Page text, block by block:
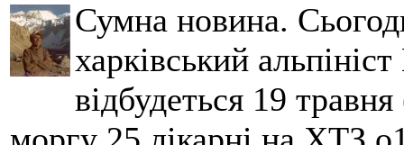
Сумна новина.
харківський
відбудеться 19